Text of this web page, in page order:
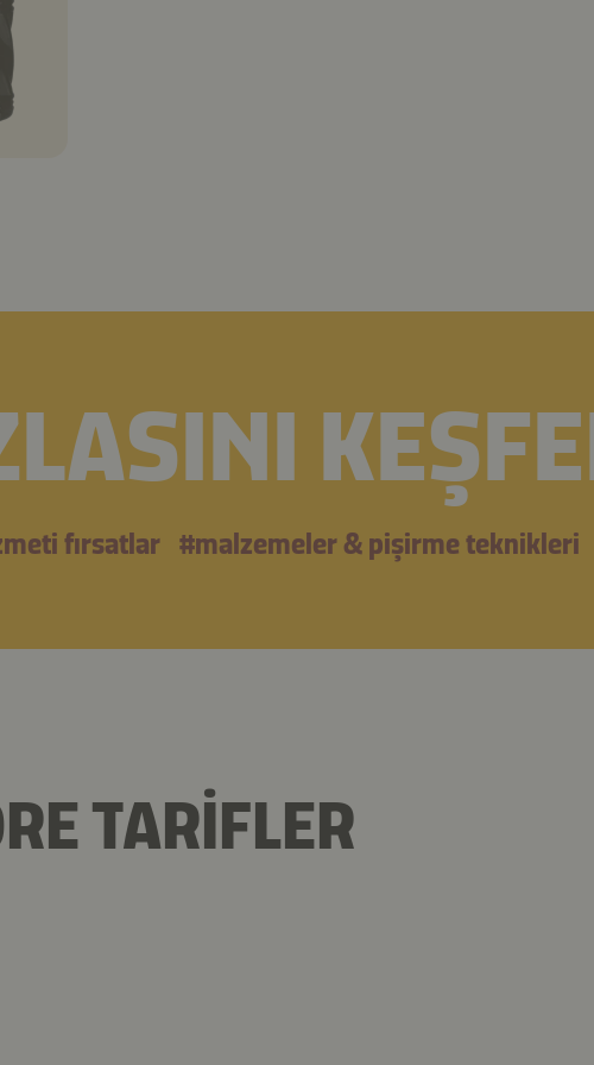
fırsatlar #malzemeler & pişirme teknikleri
TARIFLER